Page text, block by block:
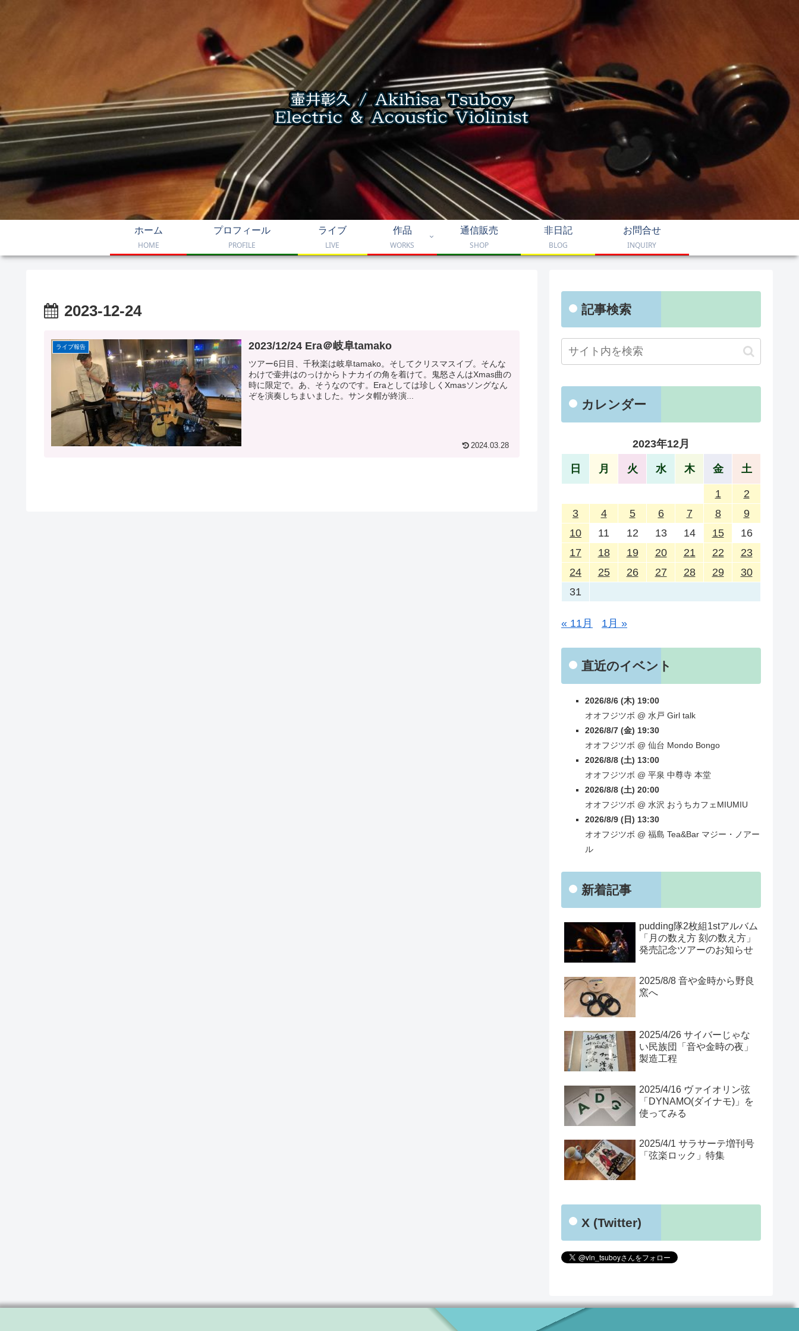
ホーム
HOME
プロフィール
PROFILE
ライブ
LIVE
作品
WORKS
通信販売
SHOP
非日記
BLOG
お問合せ
INQUIRY
2023-12-24
ライブ報告 2023/12/24 Era＠岐阜tamako
ツアー6日目、千秋楽は岐阜tamako。そしてクリスマスイブ。そんな
わけで壷井はのっけからトナカイの角を着けて。鬼怒さんはXmas曲の
時に限定で。あ、そうなのです。Eraとしては珍しくXmasソングなん
ぞを演奏しちまいました。サンタ帽が終演...
2024.03.28
記事検索
カレンダー
2023年12月
日 月 火 水 木 金 土
1
2
3
4 5 6 7 8
9
10
11 12 13 14 15
16
17
18 19 20 21 22
23
24
25 26 27 28 29
30
31
« 11月 1月 »
直近のイベント
2026/8/6 (木) 19:00
オオフジツボ @ 水戸 Girl talk
2026/8/7 (金) 19:30
オオフジツボ @ 仙台 Mondo Bongo
2026/8/8 (土) 13:00
オオフジツボ @ 平泉 中尊寺 本堂
2026/8/8 (土) 20:00
オオフジツボ @ 水沢 おうちカフェMIUMIU
2026/8/9 (日) 13:30
オオフジツボ @ 福島 Tea&Bar マジー・ノアー
ル
新着記事
pudding隊2枚組1stアルバム
「月の数え方 刻の数え方」
発売記念ツアーのお知らせ
2025/8/8 音や金時から野良
窯へ
2025/4/26 サイバーじゃな
い民族団「音や金時の夜」
製造工程
2025/4/16 ヴァイオリン弦
「DYNAMO(ダイナモ)」を
使ってみる
2025/4/1 サラサーテ増刊号
「弦楽ロック」特集
X (Twitter)